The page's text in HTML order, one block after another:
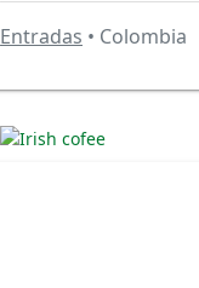
Entradas • Colombia